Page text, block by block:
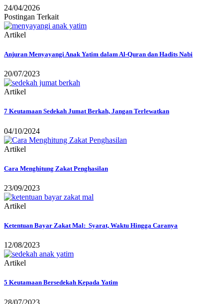
24/04/2026
Postingan Terkait
Artikel
Anjuran Menyayangi Anak Yatim dalam Al-Quran dan Hadits Nabi
20/07/2023
Artikel
7 Keutamaan Sedekah Jumat Berkah, Jangan Terlewatkan
04/10/2024
Artikel
Cara Menghitung Zakat Penghasilan
23/09/2023
Artikel
Ketentuan Bayar Zakat Mal: Syarat, Waktu Hingga Caranya
12/08/2023
Artikel
5 Keutamaan Bersedekah Kepada Yatim
28/07/2023